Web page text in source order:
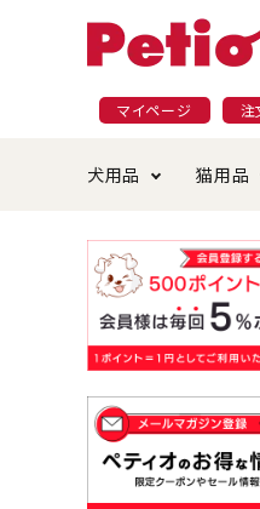
マイページ 注
犬用品
ドッグフード
ペットシーツ
おもちゃ
首輪・ハーネ
猫用品
ごはん・おやつ
ベッド・ハウ
食器・給水器
替え・交換パ
プラクト
夜のお散歩
国産フード&おやつ
じゃらして遊ぶ
ショッピング
返品・交換に